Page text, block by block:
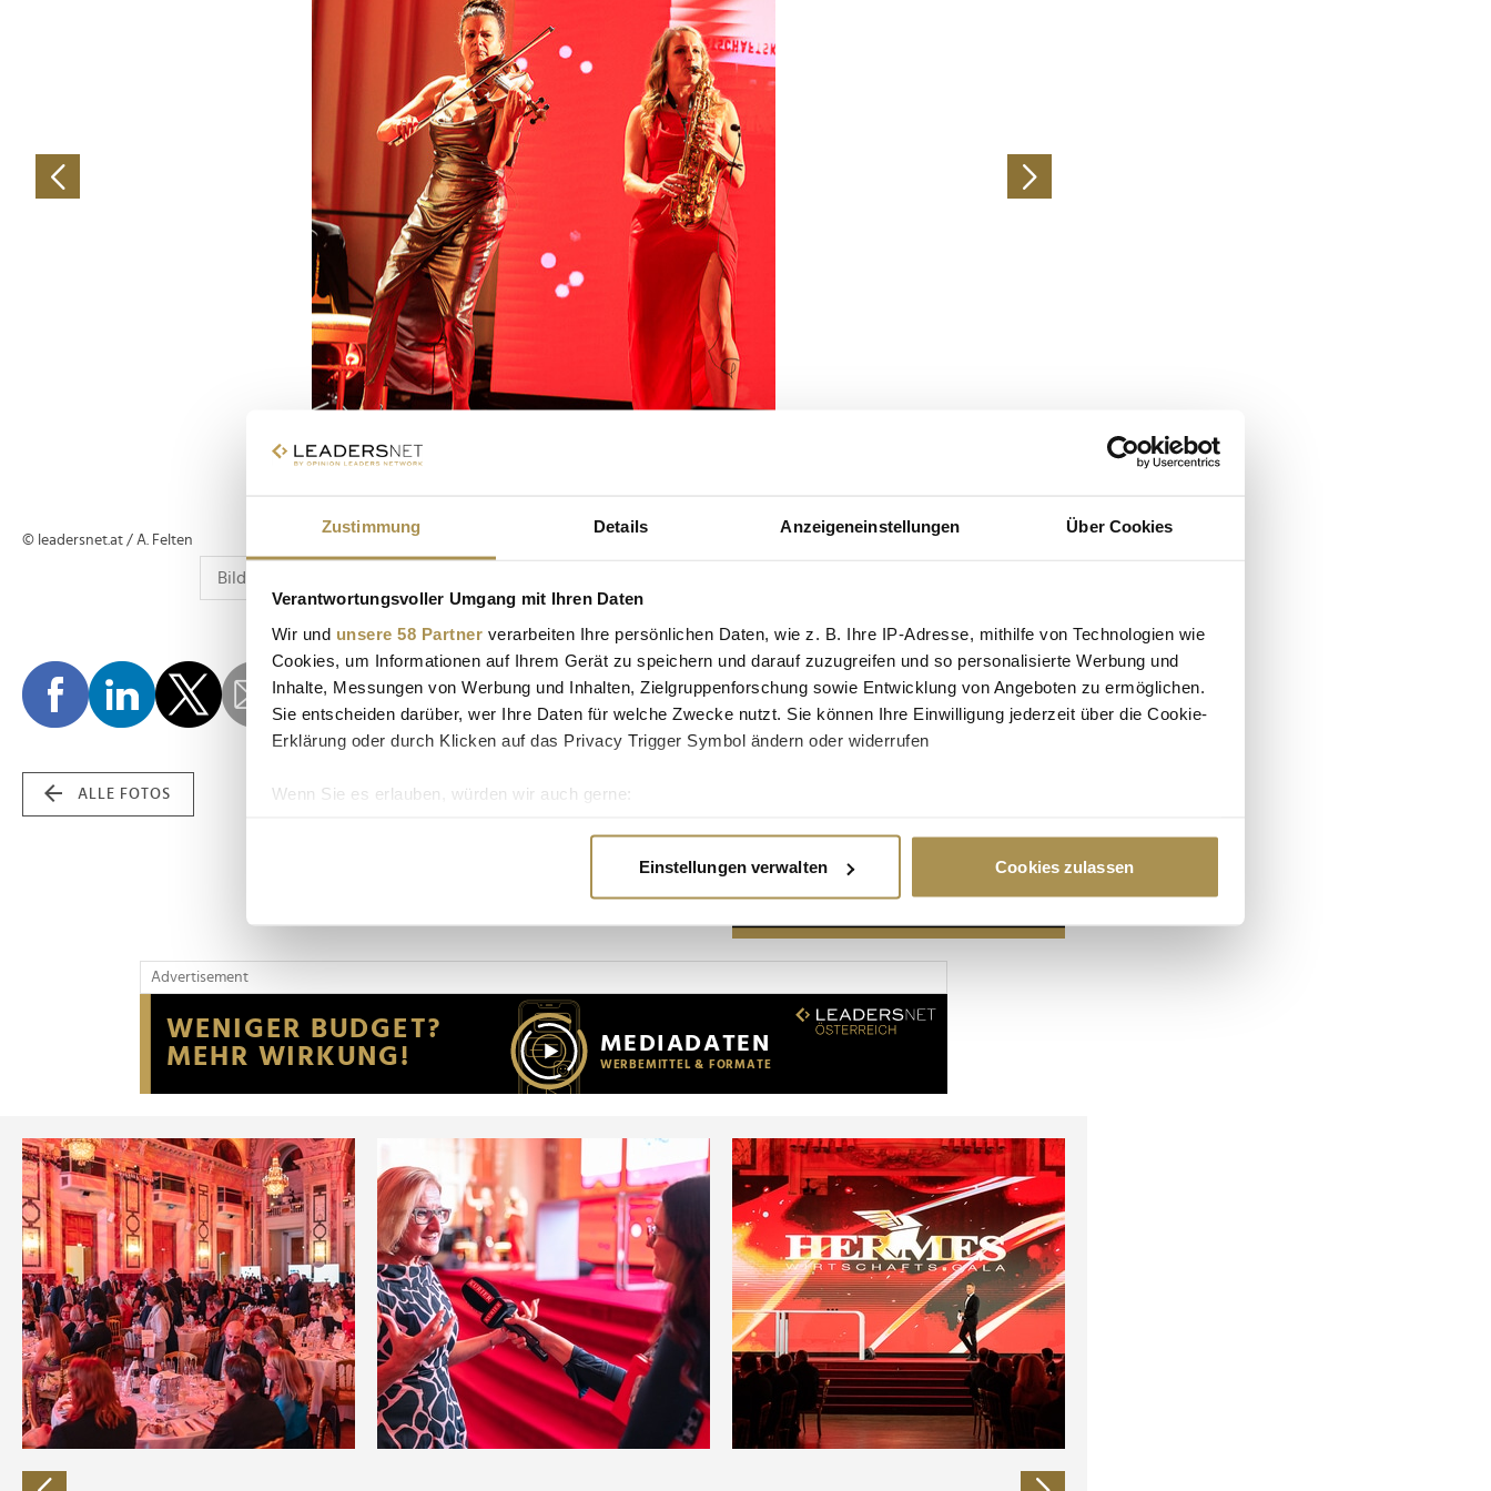
Zustimmung Details Anzeigeneinstellungen Über Cookies
Verantwortungsvoller Umgang mit Ihren Daten
Wir und unsere 58 Partner verarbeiten Ihre persönlichen Daten, wie z. B. Ihre IP-Adresse, mithilfe von Technologien wie
Cookies, um Informationen auf Ihrem Gerät zu speichern und darauf zuzugreifen und so personalisierte Werbung und
Inhalte, Messungen von Werbung und Inhalten, Zielgruppenforschung sowie Entwicklung von Angeboten zu ermöglichen.
Sie entscheiden darüber, wer Ihre Daten für welche Zwecke nutzt. Sie können Ihre Einwilligung jederzeit über die Cookie-
Erklärung oder durch Klicken auf das Privacy Trigger Symbol ändern oder widerrufen
Wenn Sie es erlauben, würden wir auch gerne:
Erfahren Sie mehr darüber, wie Ihre persönlichen Daten verarbeitet werden, und legen Sie Ihre Präferenzen im
Wir verwenden Cookies, um Inhalte und Anzeigen zu personalisieren, Funktionen für soziale Medien anbieten zu können
Website an unsere Partner für soziale Medien, Werbung und Analysen weiter. Unsere Partner führen diese Informationen
möglicherweise mit weiteren Daten zusammen, die Sie ihnen bereitgestellt haben oder die sie im Rahmen Ihrer Nutzung
der Dienste gesammelt haben.
Einstellungen verwalten Cookies zulassen
© leadersnet.at / A. Felten
ALLE FOTOS
Advertisement
Advertisement